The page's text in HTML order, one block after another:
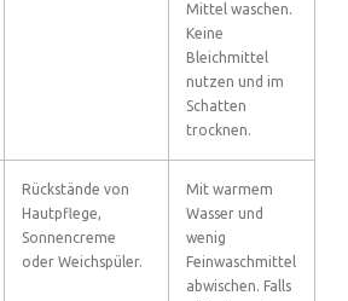
Mittel waschen.
Keine
Bleichmittel
nutzen und im
Schatten
trocknen.
Rückstände von
Hautpflege,
Sonnencreme
oder Weichspüler.
Mit warmem
Wasser und
wenig
Feinwaschmittel
abwischen. Falls